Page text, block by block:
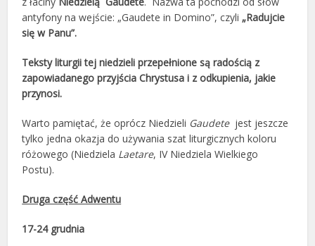
antyfony na wejście: „Gaudete in Domino”, czyli„Radujcie
się w Panu”.
Teksty liturgii tej niedzieli przepełnione są radością z
zapowiadanego przyjścia Chrystusa i z odkupienia, jakie
przynosi.
Warto pamiętać, że oprócz Niedzieli Gaudetejest jeszcze
tylko jedna okazja do używania szat liturgicznych koloru
różowego (Niedziela Laetare, IV Niedziela Wielkiego
Postu).
Druga część Adwentu
17-24 grudnia